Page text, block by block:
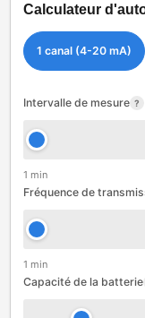
Calculateur
1 canal (4-20 mA)
Intervalle de mesure ?
1 min
Fréquence de
1 min
Capacité de la batterie